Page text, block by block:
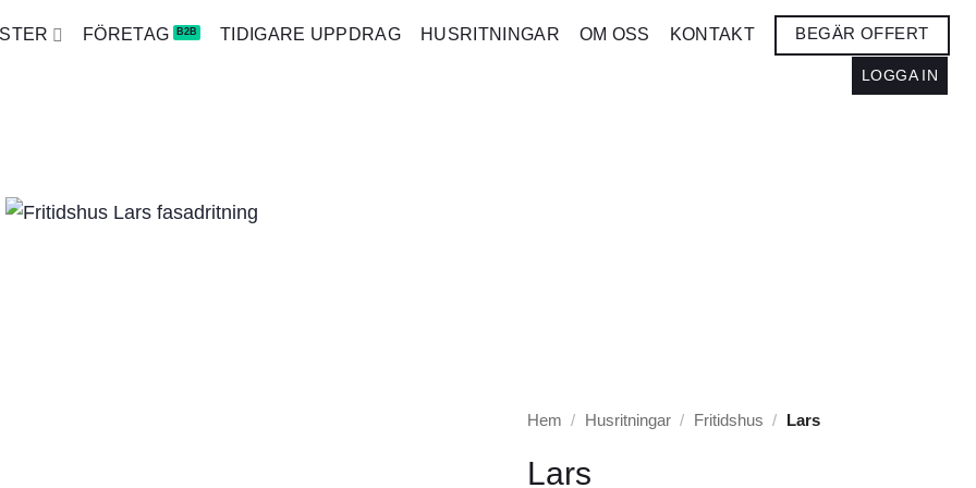
FÖRETAG TIDIGARE UPPDRAG HUSRITNINGAR OM OSS KONTAKT BEGÄR OFFERT
LOGGA IN
Hem / Husritningar / Fritidshus / Lars
Lars